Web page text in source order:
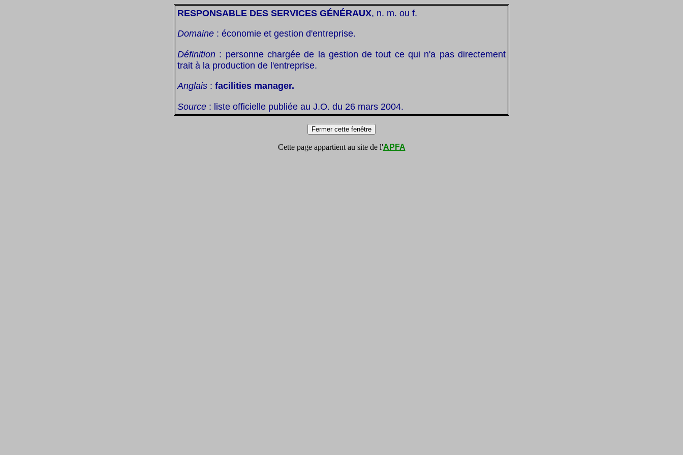
RESPONSABLE DES SERVICES GÉNÉRAUX, n. m. ou f.
Domaine : économie et gestion d'entreprise.
Définition : personne chargée de la gestion de tout ce qui n'a pas directement
trait à la production de l'entreprise.
Anglais : facilities manager.
Source : liste officielle publiée au J.O. du 26 mars 2004.
Cette page appartient au site de l'APFA